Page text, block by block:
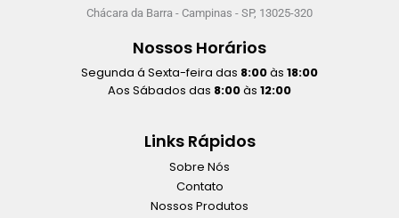
Chácara da Barra - Campinas - SP, 13025-320
Nossos Horários
Segunda á Sexta-feira das 8:00às 18:00
Aos Sábados das 8:00às 12:00
Links Rápidos
Sobre Nós
Contato
Nossos Produtos